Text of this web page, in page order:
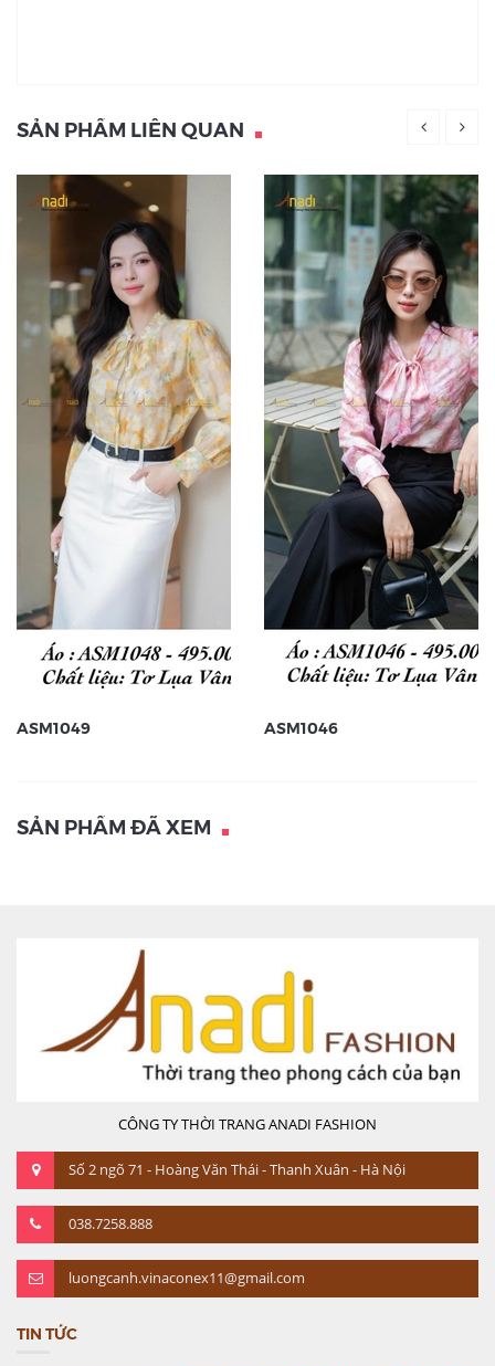
SẢN PHẨM LIÊN QUAN
ASM1049 ASM1046
SẢN PHẨM ĐÃ XEM
CÔNG TY THỜI TRANG ANADI FASHION
Số 2 ngõ 71 - Hoàng Văn Thái - Thanh Xuân - Hà Nội
038.7258.888
luongcanh.vinaconex11@gmail.com
TIN TỨC